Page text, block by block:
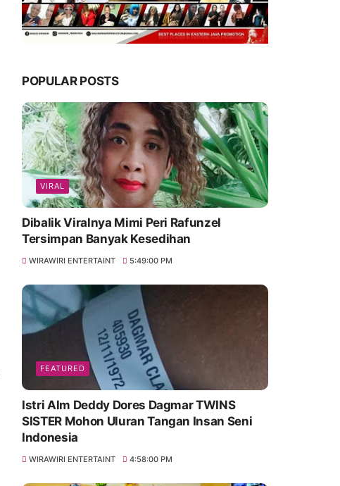
POPULAR POSTS
VIRAL
Dibalik Viralnya Mimi Peri Rafunzel
Tersimpan Banyak Kesedihan
WIRAWIRI ENTERTAINT 5:49:00 PM
FEATURED
Istri Alm Deddy Dores Dagmar TWINS
SISTER Mohon Uluran Tangan Insan Seni
Indonesia
WIRAWIRI ENTERTAINT 4:58:00 PM